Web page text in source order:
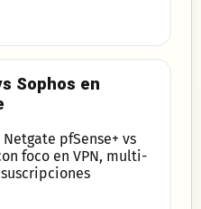
Sophos en
pfSense+ vs
foco en VPN, multi-